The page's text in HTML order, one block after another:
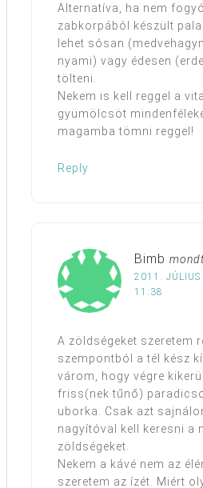
Alternatíva, ha nem
zabkorpából készült
lehet sósan
nyami) vagy édesen
tölteni.
Nekem is kell reggel a
gyümölcsöt
magamba tömni reggel!
Reply
Bimb
2011. JÚLIUS
11:38
A zöldségeket szeretem
szempontból a tél kész
várom, hogy végre
friss(nek tűnő)
uborka. Csak azt
nagyítóval kell keresni a
zöldségeket.
Nekem a kávé nem az
szeretem az ízét. Miért